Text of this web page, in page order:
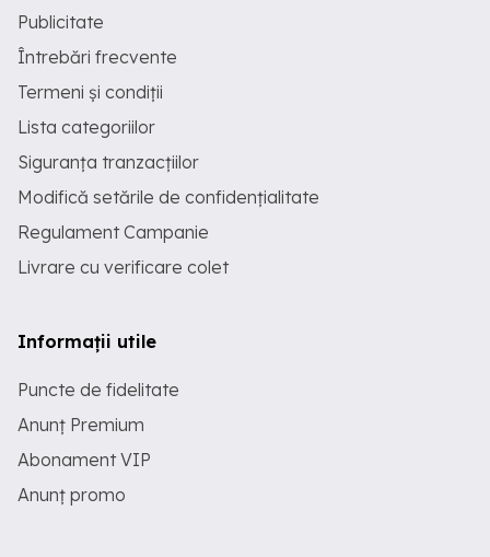
Publicitate
Întrebări frecvente
Termeni și condiții
Lista categoriilor
Siguranța tranzacțiilor
Modifică setările de confidențialitate
Regulament Campanie
Livrare cu verificare colet
Informații utile
Puncte de fidelitate
Anunț Premium
Abonament VIP
Anunț promo